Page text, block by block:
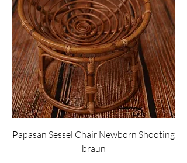
Papasan Sessel Chair Newborn Shooting
braun